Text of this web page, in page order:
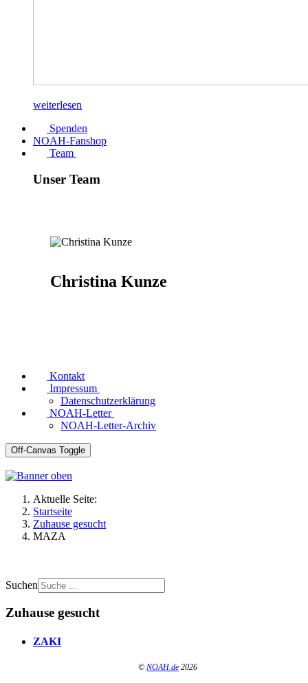
weiterlesen
Spenden
NOAH-Fanshop
Team
Unser Team
Christina Kunze
Kontakt
Impressum
Datenschutzerklärung
NOAH-Letter
NOAH-Letter-Archiv
Off-Canvas Toggle
Aktuelle Seite:
Startseite
Zuhause gesucht
MAZA
Suchen
Zuhause gesucht
ZAKI
© NOAH.de 2026